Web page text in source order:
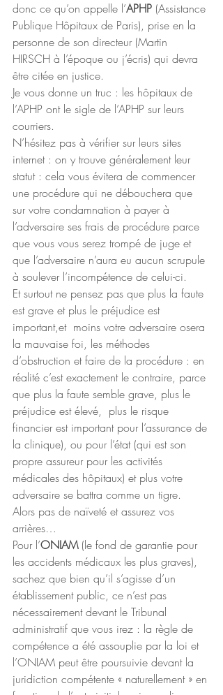
donc ce qu’on appelle l’APHP (Assistance
Publique Hôpitaux de Paris), prise en la
personne de son directeur (Martin
HIRSCH à l’époque ou j’écris) qui devra
être citée en justice.
Je vous donne un truc : les hôpitaux de
l’APHP ont le sigle de l’APHP sur leurs
courriers.
N’hésitez pas à vérifier sur leurs sites
internet : on y trouve généralement leur
statut : cela vous évitera de commencer
une procédure qui ne débouchera que
sur votre condamnation à payer à
l’adversaire ses frais de procédure parce
que vous vous serez trompé de juge et
que l’adversaire n’aura eu aucun scrupule
à soulever l’incompétence de celui-ci.
Et surtout ne pensez pas que plus la faute
est grave et plus le préjudice est
important,et  moins votre adversaire osera
la mauvaise foi, les méthodes
d’obstruction et faire de la procédure : en
réalité c’est exactement le contraire, parce
que plus la faute semble grave, plus le
préjudice est élevé,  plus le risque
financier est important pour l’assurance de
la clinique), ou pour l’état (qui est son
propre assureur pour les activités
médicales des hôpitaux) et plus votre
adversaire se battra comme un tigre.
Alors pas de naïveté et assurez vos
arrières…
Pour l’ONIAM (le fond de garantie pour
les accidents médicaux les plus graves),
sachez que bien qu’il s’agisse d’un
établissement public, ce n’est pas
nécessairement devant le Tribunal
administratif que vous irez : la règle de
compétence a été assouplie par la loi et
l’ONIAM peut être poursuivie devant la
juridiction compétente « naturellement » en